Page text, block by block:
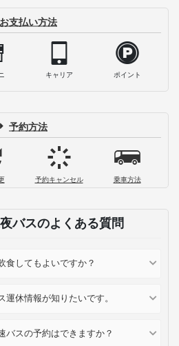
お支払い方法
キャリア ポイント
予約方法
予約キャンセル 乗車方法
バスのよくある質問
食してもよいですか？
運休情報が知りたいです。
バスの予約はできますか？